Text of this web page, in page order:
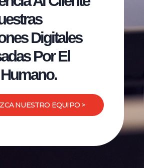
Digitales
Por El
NUESTRO EQUIPO >